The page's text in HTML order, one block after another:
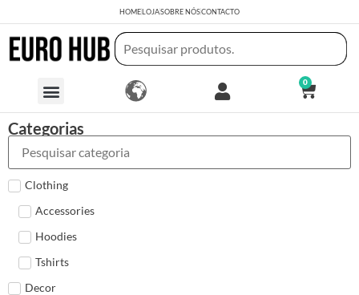
HOMELOJASOBRE NÓSCONTACTO
0
Categorias
Clothing
Accessories
Hoodies
Tshirts
Decor